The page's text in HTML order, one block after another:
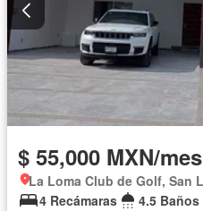
$ 55,000 MXN/mes
La Loma Club de Golf, San
4 Recámaras
4.5 Baños